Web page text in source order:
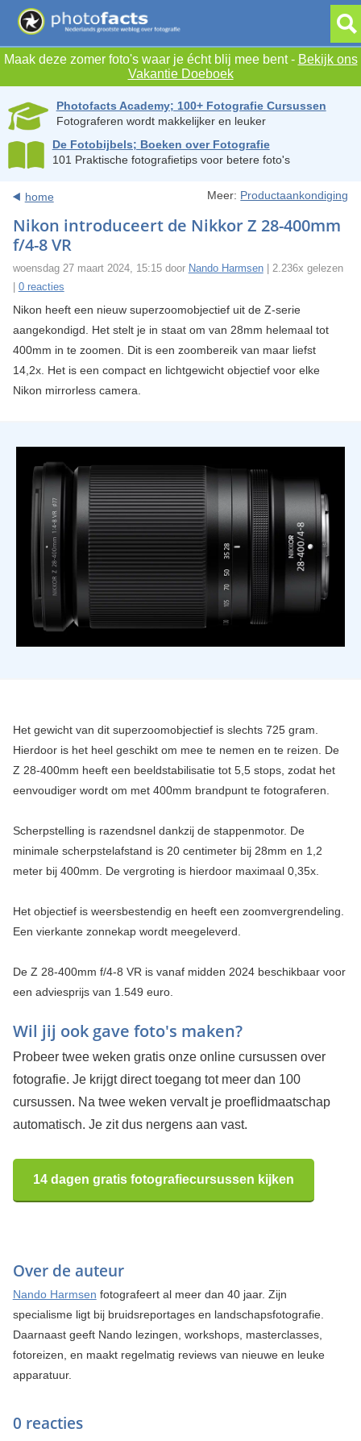
Maak deze zomer foto's waar je écht blij mee bent - Bekijk ons
Vakantie Doeboek
Photofacts Academy; 100+ Fotografie Cursussen
Fotograferen wordt makkelijker en leuker
De Fotobijbels; Boeken over Fotografie
101 Praktische fotografietips voor betere foto's
home Meer: Productaankondiging
Nikon introduceert de Nikkor Z 28-400mm
f/4-8 VR
woensdag 27 maart 2024, 15:15 door Nando Harmsen| 2.236x gelezen
0 reacties
Nikon heeft een nieuw superzoomobjectief uit de Z-serie
aangekondigd. Het stelt je in staat om van 28mm helemaal tot
400mm in te zoomen. Dit is een zoombereik van maar liefst
14,2x. Het is een compact en lichtgewicht objectief voor elke
Nikon mirrorless camera.
Het gewicht van dit superzoomobjectief is slechts 725 gram.
Hierdoor is het heel geschikt om mee te nemen en te reizen. De
Z 28-400mm heeft een beeldstabilisatie tot 5,5 stops, zodat het
eenvoudiger wordt om met 400mm brandpunt te fotograferen.
Scherpstelling is razendsnel dankzij de stappenmotor. De
minimale scherpstelafstand is 20 centimeter bij 28mm en 1,2
meter bij 400mm. De vergroting is hierdoor maximaal 0,35x.
Het objectief is weersbestendig en heeft een zoomvergrendeling.
Een vierkante zonnekap wordt meegeleverd.
De Z 28-400mm f/4-8 VR is vanaf midden 2024 beschikbaar voor
een adviesprijs van 1.549 euro.
Wil jij ook gave foto's maken?
Probeer twee weken gratis onze online cursussen over
fotografie. Je krijgt direct toegang tot meer dan 100
cursussen. Na twee weken vervalt je proeflidmaatschap
automatisch. Je zit dus nergens aan vast.
14 dagen gratis fotografiecursussen kijken
Over de auteur
Nando Harmsen fotografeert al meer dan 40 jaar. Zijn
specialisme ligt bij bruidsreportages en landschapsfotografie.
Daarnaast geeft Nando lezingen, workshops, masterclasses,
fotoreizen, en maakt regelmatig reviews van nieuwe en leuke
apparatuur.
0 reacties